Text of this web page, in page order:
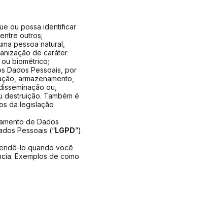
ou possa identificar
outros;
pessoa natural,
de caráter
biométrico;
Dados Pessoais, por
armazenamento,
ou,
destruição. Também é
da legislação
de Dados
Pessoais (“LGPD”).
lo quando você
Exemplos de como